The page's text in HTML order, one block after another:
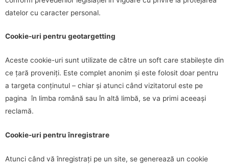
datelor cu caracter personal.
Cookie-uri pentru geotargetting
Aceste cookie-uri sunt utilizate de către un soft care stabilește din
ce țară proveniți. Este complet anonim și este folosit doar pentru
a targeta conținutul – chiar și atunci când vizitatorul este pe
pagina în limba română sau în altă limbă, se va primi aceeași
reclamă.
Cookie-uri pentru înregistrare
Atunci când vă înregistrați pe un site, se generează un cookie